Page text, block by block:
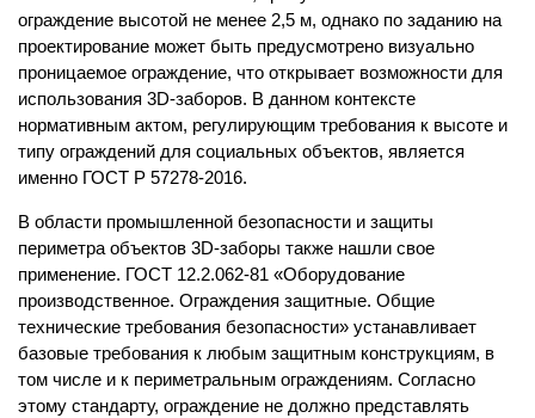
ограждение высотой не менее 2,5 м, однако по заданию на
проектирование может быть предусмотрено визуально
проницаемое ограждение, что открывает возможности для
использования 3D-заборов. В данном контексте
нормативным актом, регулирующим требования к высоте и
типу ограждений для социальных объектов, является
именно ГОСТ Р 57278-2016.
В области промышленной безопасности и защиты
периметра объектов 3D-заборы также нашли свое
применение. ГОСТ 12.2.062-81 «Оборудование
производственное. Ограждения защитные. Общие
технические требования безопасности» устанавливает
базовые требования к любым защитным конструкциям, в
том числе и к периметральным ограждениям. Согласно
этому стандарту, ограждение не должно представлять